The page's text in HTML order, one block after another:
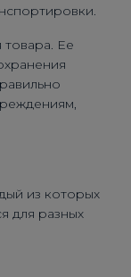
товара. Ее
из которых
для разных